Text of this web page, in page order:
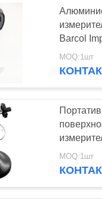
Barcol
100
MOQ:1шт
ПХ-1С
MOQ:1шт